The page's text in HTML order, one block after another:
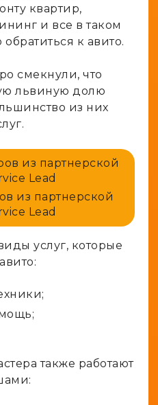
квартир,
и все в таком
к авито.
смекнули, что
львиную долю
из них
из партнерской
Lead
услуг, которые
также работают